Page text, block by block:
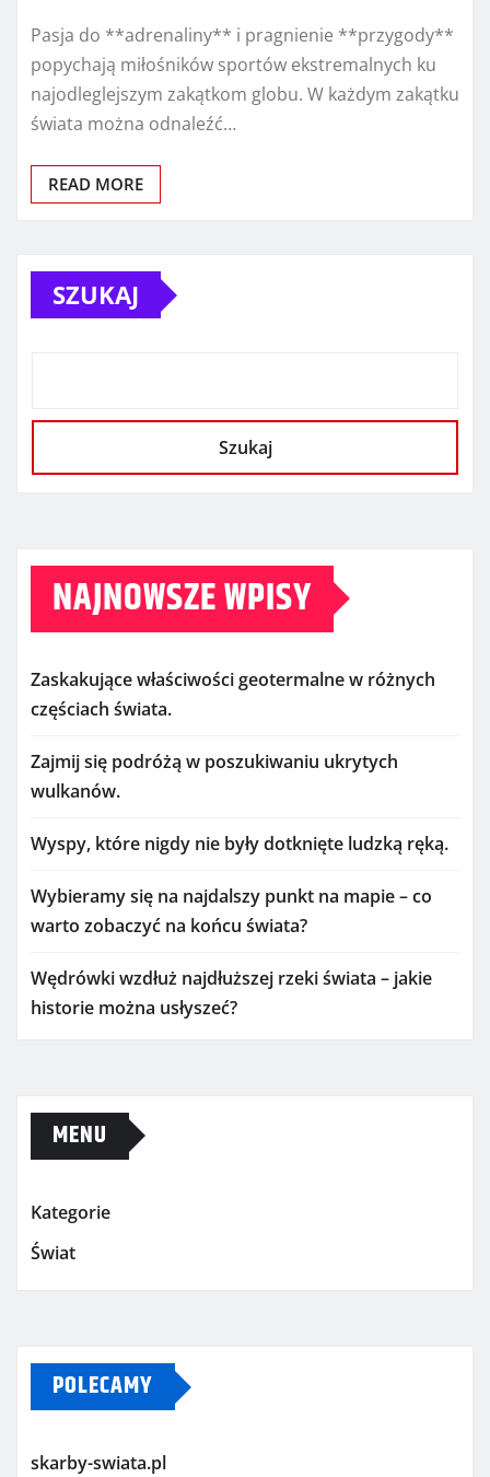
Pasja do **adrenaliny** i pragnienie **przygody**
popychają miłośników sportów ekstremalnych ku
najodleglejszym zakątkom globu. W każdym zakątku
świata można odnaleźć…
READ MORE
SZUKAJ
Szukaj
NAJNOWSZE WPISY
Zaskakujące właściwości geotermalne w różnych
częściach świata.
Zajmij się podróżą w poszukiwaniu ukrytych
wulkanów.
Wyspy, które nigdy nie były dotknięte ludzką ręką.
Wybieramy się na najdalszy punkt na mapie – co
warto zobaczyć na końcu świata?
Wędrówki wzdłuż najdłuższej rzeki świata – jakie
historie można usłyszeć?
MENU
Kategorie
Świat
POLECAMY
skarby-swiata.pl